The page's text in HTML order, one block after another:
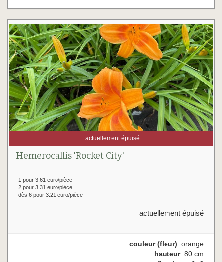
actuellement épuisé
Hemerocallis 'Rocket City'
1 pour 3.61 euro/pièce
2 pour 3.31 euro/pièce
dès 6 pour 3.21 euro/pièce
actuellement épuisé
couleur (fleur): orange
hauteur: 80 cm